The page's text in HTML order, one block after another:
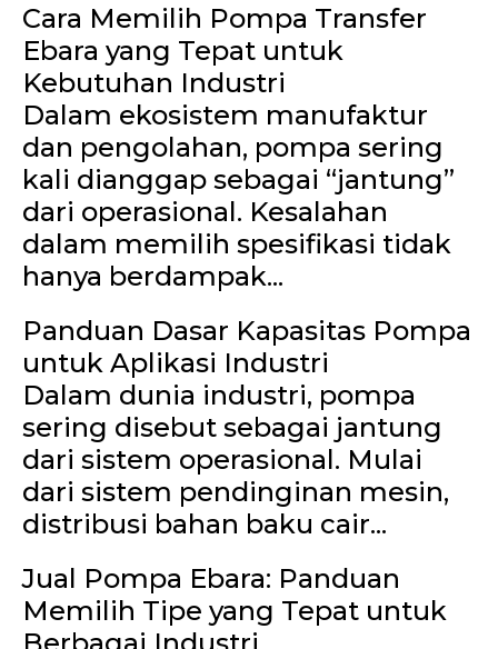
Cara Memilih Pompa Transfer
Ebara yang Tepat untuk
Kebutuhan Industri
Dalam ekosistem manufaktur
dan pengolahan, pompa sering
kali dianggap sebagai “jantung”
dari operasional. Kesalahan
dalam memilih spesifikasi tidak
hanya berdampak...
Panduan Dasar Kapasitas Pompa
untuk Aplikasi Industri
Dalam dunia industri, pompa
sering disebut sebagai jantung
dari sistem operasional. Mulai
dari sistem pendinginan mesin,
distribusi bahan baku cair...
Jual Pompa Ebara: Panduan
Memilih Tipe yang Tepat untuk